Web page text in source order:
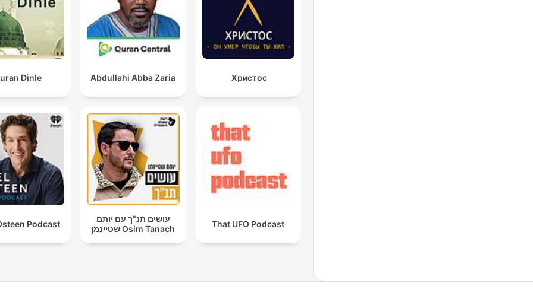
Dinle Abdullahi Abba Zaria Христос
Podcast
עושים תנ"ך עם יותם
שטיינמן Osim Tanach
That UFO Podcast